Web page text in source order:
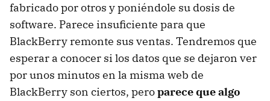
fabricado por otros y poniéndole su dosis de
software. Parece insuficiente para que
BlackBerry remonte sus ventas. Tendremos que
esperar a conocer si los datos que se dejaron ver
por unos minutos en la misma web de
BlackBerry son ciertos, peroparece que algo